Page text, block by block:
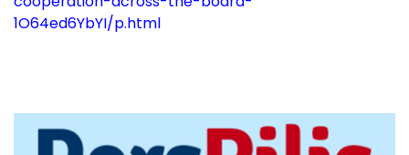
1O64ed6YbYI/p.html